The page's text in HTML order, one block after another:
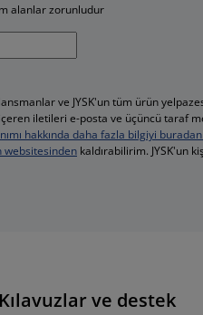
alanlar zorunludur
ve JYSK'un tüm ürün
iletileri e-posta ve üçüncü taraf
hakkında daha fazla bilgiyi
websitesinden kaldırabilirim. JYSK'un
Kılavuzlar ve destek